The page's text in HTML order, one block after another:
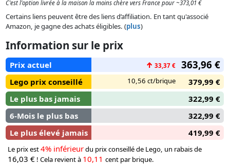
Starfleet, avec une soucoupe de commande amovible, une
coque secondaire, des nacelles WARP rehaussées de détails
navettes et un présentoir affichant un schéma et les
statistiques du vaisseau. Le set inclut 9 minifigurines (le
capitaine Jean-Luc Picard, le commandant William Riker, le
lieutenant Worf, le lieutenant-commandant Data, le Dr
Beverly Crusher, le lieutenant-commandant La Forge, la
conseillère Deanna Troi, le barman Guinan et Wesley
Crusher), une tuile marquée Star Trek : The Next Generation
et des accessoires dont une tasse, un trombone, un phaser,
un tricordeur, une mallette, un PADD, une bouteille et un
générateur de rayon tractant portable.
C'est l'option livrée à la maison la moins chère vers France pour ~373,01 €
Certains liens peuvent être des liens d’affiliation. En tant qu'associé
Amazon, je gagne des achats éligibles. (plus)
Information sur le prix
Prix actuel ↑ 33,37 € 363,96 €
Lego prix conseillé 10,56 ct/brique
379,99 €
Le plus bas jamais
322,99 €
6-Mois le plus bas
322,99 €
Le plus élevé jamais
419,99 €
Le prix est4% inférieurdu prix conseillé de Lego, un rabais de
16,03 € ! Cela revient à 10,11 cent par brique.